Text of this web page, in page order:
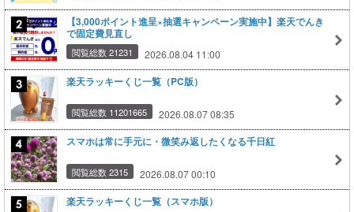
【3,000ポイント進呈×抽選キャンペーン実施中】楽天でんき
で固定費見直し
閲覧総数 21231 2026.08.04 11:00
楽天ラッキーくじ一覧（PC版）
閲覧総数 11201665 2026.08.07 08:35
スマホは常に手元に・微笑み返したくなる千日紅
閲覧総数 2315 2026.08.07 00:10
楽天ラッキーくじ一覧（スマホ版）